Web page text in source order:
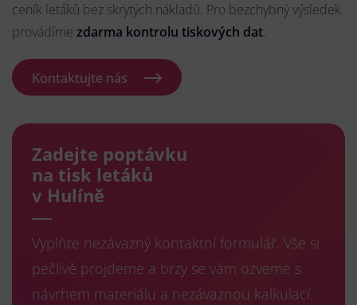
ceník letáků bez skrytých nákladů. Pro bezchybný výsledek
provádíme zdarma kontrolu tiskových dat.
Kontaktujte nás
Zadejte poptávku
na tisk letáků
v Hulíně
Vyplňte nezávazný kontaktní formulář. Vše si
pečlivě projdeme a brzy se vám ozveme s
návrhem materiálu a nezávaznou kalkulací.